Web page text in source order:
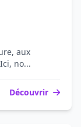
aux
no...
Découvrir